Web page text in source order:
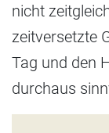
nicht
zeitversetzte
Tag und den
durchaus